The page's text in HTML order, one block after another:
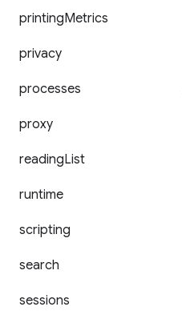
printingMetrics
privacy
processes
proxy
readingList
runtime
scripting
search
sessions